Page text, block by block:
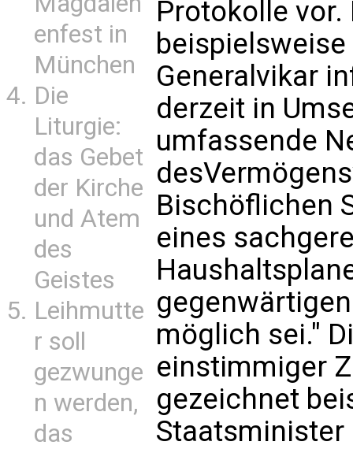
enfest in
München
Die
Liturgie:
das Gebet
der Kirche
und Atem
des
Geistes
Leihmutte
r soll
gezwunge
n werden,
das
Protokolle
Generalvikar
derzeit in
umfassende
Bischöflichen
eines
möglich sei."
einstimmiger
gezeichnet
Staatsminister